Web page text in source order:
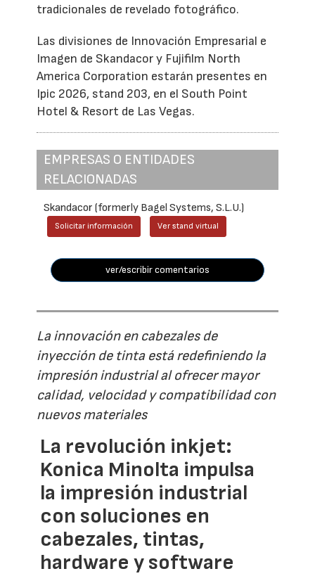
tradicionales de revelado fotográfico.
Las divisiones de Innovación Empresarial e
Imagen de Skandacor y Fujifilm North
America Corporation estarán presentes en
Ipic 2026, stand 203, en el South Point
Hotel & Resort de Las Vegas.
EMPRESAS O ENTIDADES
RELACIONADAS
Skandacor (formerly Bagel Systems, S.L.U.)
Solicitar información Ver stand virtual
ver/escribir comentarios
La innovación en cabezales de
inyección de tinta está redefiniendo la
impresión industrial al ofrecer mayor
calidad, velocidad y compatibilidad con
nuevos materiales
La revolución inkjet:
Konica Minolta impulsa
la impresión industrial
con soluciones en
cabezales, tintas,
hardware y software